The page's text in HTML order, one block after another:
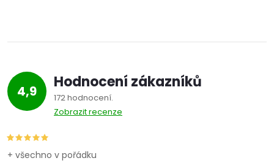
4,9 Hodnocení zákazníků
172 hodnocení
Zobrazit recenze
+ všechno v pořádku